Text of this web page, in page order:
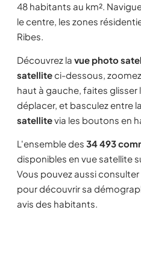
48 habitants au km².
le centre, les zones
Ribes.
Découvrez la vue photo
satelliteci-dessous,
haut à gauche, faites glisser
déplacer, et basculez entre la
satellitevia les boutons en
L'ensemble des 34 493
disponibles en vue satellite
Vous pouvez aussi consulter
pour découvrir sa
avis des habitants.